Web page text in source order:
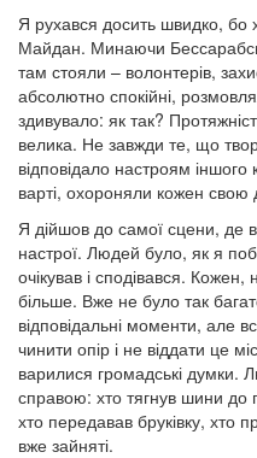
Я рухався досить швидко, бо
Майдан. Минаючи
там стояли – волонтерів,
абсолютно спокійні,
здивувало: як так?
велика. Не завжди те, що
відповідало настроям
варті, охороняли кожен свою
Я дійшов до самої сцени, де
настрої. Людей було, як я
очікував і сподівався.
більше. Вже не було так
відповідальні моменти, але
чинити опір і не віддати це
варилися громадські думки.
справою: хто тягнув шини
хто передавав бруківку, хто
вже зайняті.